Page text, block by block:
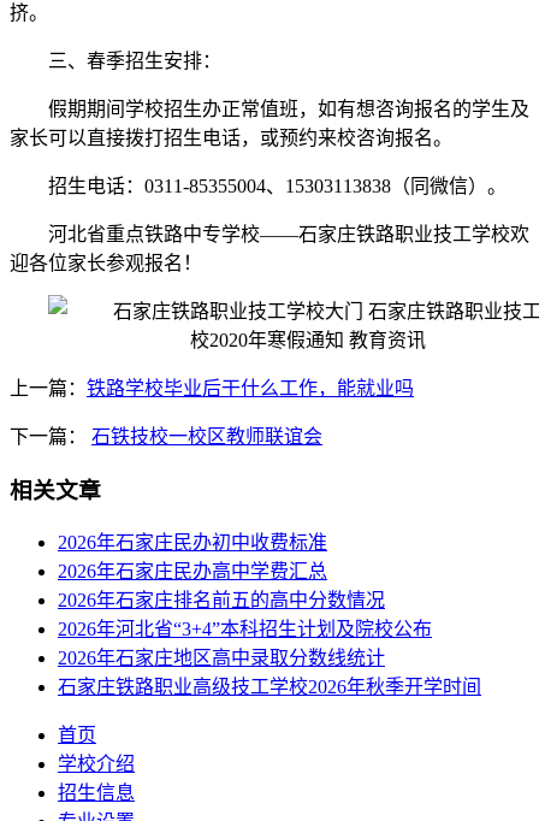
挤。
三、春季招生安排：
假期期间学校招生办正常值班，如有想咨询报名的学生及
家长可以直接拨打招生电话，或预约来校咨询报名。
招生电话：0311-85355004、15303113838（同微信）。
河北省重点铁路中专学校——石家庄铁路职业技工学校欢
迎各位家长参观报名！
上一篇： 铁路学校毕业后干什么工作，能就业吗
下一篇： 石铁技校一校区教师联谊会
相关文章
2026年石家庄民办初中收费标准
2026年石家庄民办高中学费汇总
2026年石家庄排名前五的高中分数情况
2026年河北省“3+4”本科招生计划及院校公布
2026年石家庄地区高中录取分数线统计
石家庄铁路职业高级技工学校2026年秋季开学时间
首页
学校介绍
招生信息